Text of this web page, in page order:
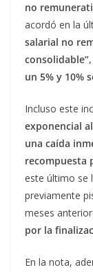
no
acordó en la
salarial no
consolidable”,
un 5% y 10%
Incluso este
exponencial
una caída
recompuesta
este último se
previamente
meses
por la
En la nota,